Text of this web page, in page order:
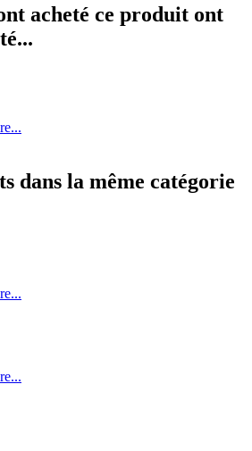
acheté ce produit ont
dans la même catégorie